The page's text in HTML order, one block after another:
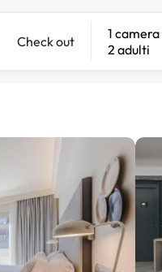
Check out
1 camera
2 adulti